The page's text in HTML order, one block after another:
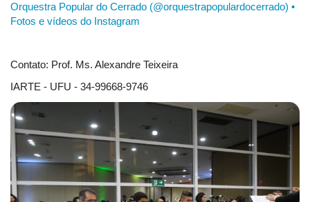
Orquestra Popular do Cerrado (@orquestrapopulardocerrado) •
Fotos e vídeos do Instagram
Contato: Prof. Ms. Alexandre Teixeira
IARTE - UFU - 34-99668-9746